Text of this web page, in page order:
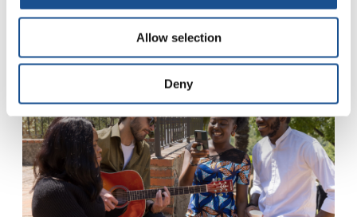
Allow selection
Deny
depois, e como todos nós poderemos viver